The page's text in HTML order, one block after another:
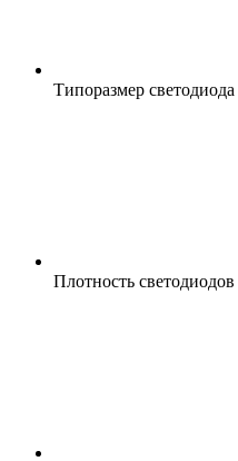
Типоразмер светодиода
Плотность светодиодов